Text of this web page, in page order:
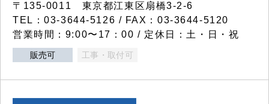
〒135-0011 東京都江東区扇橋3-2-6
TEL：03-3644-5126 / FAX：03-3644-5120
営業時間：9:00〜17：00 / 定休日：土・日・祝
販売可 工事・取付可